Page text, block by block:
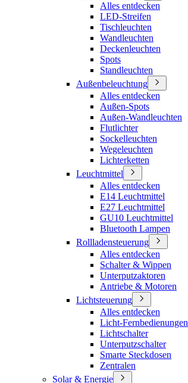
Alles entdecken
LED-Streifen
Tischleuchten
Wandleuchten
Deckenleuchten
Spots
Standleuchten
Außenbeleuchtung
Alles entdecken
Außen-Spots
Außen-Wandleuchten
Flutlichter
Sockelleuchten
Wegeleuchten
Lichterketten
Leuchtmittel
Alles entdecken
E14 Leuchtmittel
E27 Leuchtmittel
GU10 Leuchtmittel
Bluetooth Lampen
Rollladensteuerung
Alles entdecken
Schalter & Wippen
Unterputzaktoren
Antriebe & Motoren
Lichtsteuerung
Alles entdecken
Licht-Fernbedienungen
Lichtschalter
Unterputzschalter
Smarte Steckdosen
Zentralen
Solar & Energie